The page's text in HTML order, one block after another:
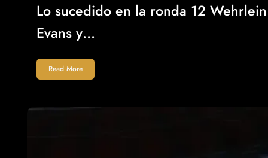
Lo sucedido en la ronda 12
Evans y…
Read More